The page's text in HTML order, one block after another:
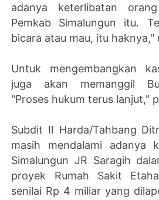
adanya keterlibatan
Pemkab Simalungun itu.
bicara atau mau, itu haknya,"
Untuk mengembangkan
juga akan memanggil
"Proses hukum terus lanjut,"
Subdit II Harda/Tahbang
masih mendalami adanya
Simalungun JR Saragih
proyek Rumah Sakit
senilai Rp 4 miliar yang